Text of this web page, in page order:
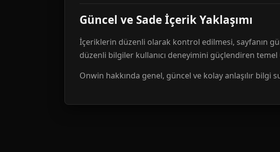
Güncel ve Sade İçerik Yaklaşımı
İçeriklerin düzenli olarak kontrol edilmesi, sayfanın
düzenli bilgiler kullanıcı deneyimini güçlendiren
Onwin hakkında genel, güncel ve kolay anlaşılır bilgi